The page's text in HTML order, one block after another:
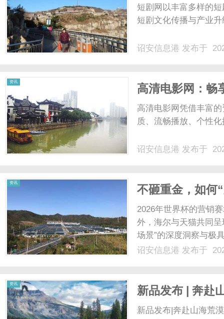
短剧网以丰富多样的
短剧文化传播与产业
诏安信息港 发布于
资讯
高清电影网：畅
高清电影网凭借丰富
质、流畅播放、个性
诏安信息港 发布于
资讯
不砸重金，如何
主场”理念领跑
2026年世界杯的营销
外，海尔与天猫共同
场景”的深度洞察与极
心智中牢牢绑定。其
诏安信息港 发布于
资讯
新品发布 | 奔赴
新能源版图
新品发布|奔赴山海荒